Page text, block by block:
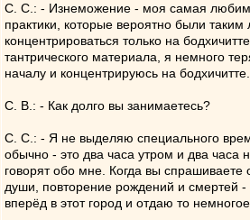
С. С.: - Изнеможение - моя самая
практики, которые вероятно были
концентрироваться только на
тантрического материала, я немного
началу и концентрируюсь на бодхичитте.
С. В.: - Как долго вы занимаетесь?
С. С.: - Я не выделяю специального
обычно - это два часа утром и два часа
говорят обо мне. Когда вы
души, повторение рождений и смертей
вперёд в этот город и отдаю то